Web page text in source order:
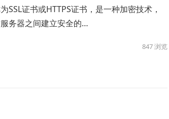
SSL证书或HTTPS证书，是一种加密技术，
务器之间建立安全的…
847浏览